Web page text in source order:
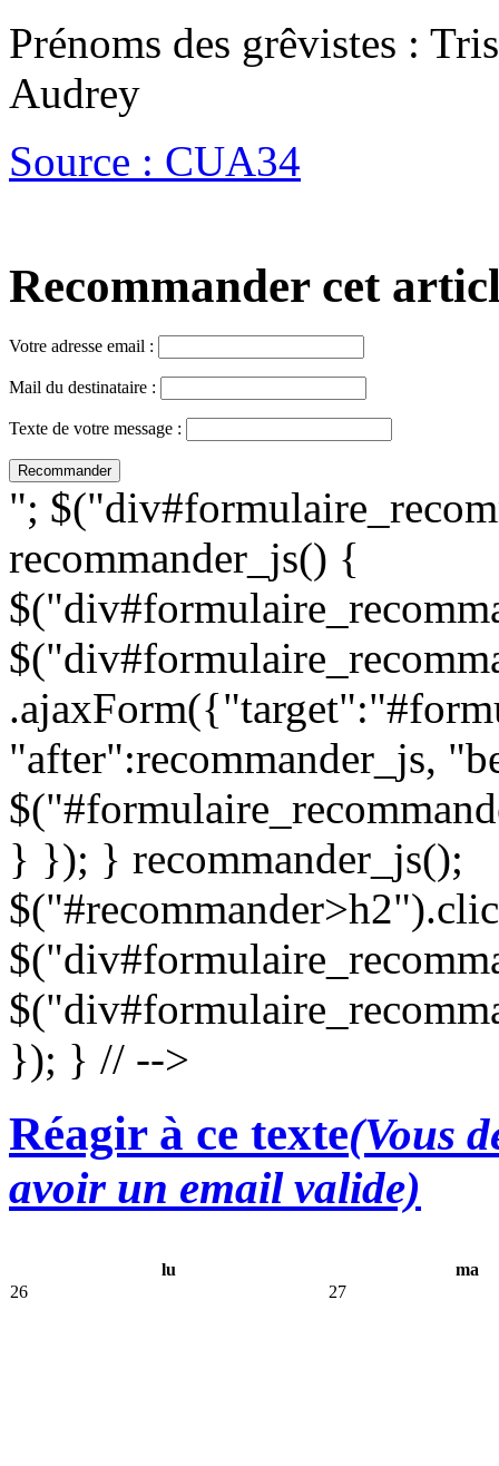
Prénoms des grêvistes :
Audrey
Source : CUA34
Recommander cet
Votre adresse email :
Mail du destinataire :
Texte de votre message :
";
recommander_js() {
"after":recommander_js,
} }); } recommander_js();
}); } // -->
Réagir à ce texte(Vous
avoir un email valide)
lu
ma
26
27